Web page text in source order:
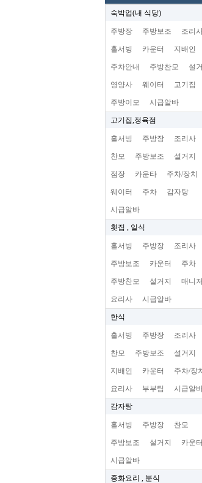
숙박업(내 식당)
주방장 주방보조 조리
홀서빙 카운터 지배인
주차안내 주방찬모 설
영양사 웨이터 고기집
주방이모 시급알바
고기집,정육점
홀서빙 주방장 조리사
찬모 주방보조 설거지
점장 카운타 주차/장치
웨이터 주차 감자탕
시급알바
횟집 , 일식
홀서빙 주방장 조리사
주방보조 카운터 주차
주방찬모 설거지 매니저
요리사 시급알바
한식
홀서빙 주방장 조리사
찬모 주방보조 설거지
지배인 카운터 주차/장치
요리사 부부팀 시급알
감자탕
홀서빙 주방장 찬모
주방보조 설거지 카운터
시급알바
중화요리 , 분식